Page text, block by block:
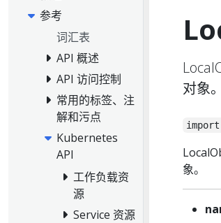
参考
词汇表
API 概述
API 访问控制
常用的标签、注
解和污点
Kubernetes
API
工作负载资
源
Service 资源
对象。
象。